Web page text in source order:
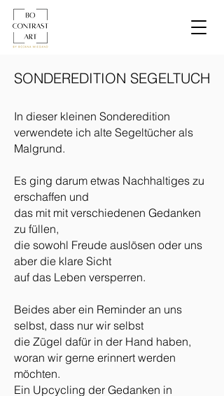
SONDEREDITION SEGELTUCH
In dieser kleinen Sonderedition
verwendete ich alte Segeltücher als
Malgrund.
Es ging darum etwas Nachhaltiges zu
erschaffen und
das mit mit verschiedenen Gedanken
zu füllen,
die sowohl Freude auslösen oder uns
aber die klare Sicht
auf das Leben versperren.
Beides aber ein Reminder an uns
selbst, dass nur wir selbst
die Zügel dafür in der Hand haben,
woran wir gerne erinnert werden
möchten.
Ein Upcycling der Gedanken in